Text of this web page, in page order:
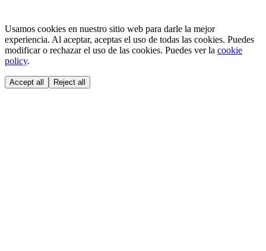
Usamos cookies en nuestro sitio web para darle la mejor
experiencia. Al aceptar, aceptas el uso de todas las cookies. Puedes
modificar o rechazar el uso de las cookies. Puedes ver la cookie
policy.
Accept all Reject all